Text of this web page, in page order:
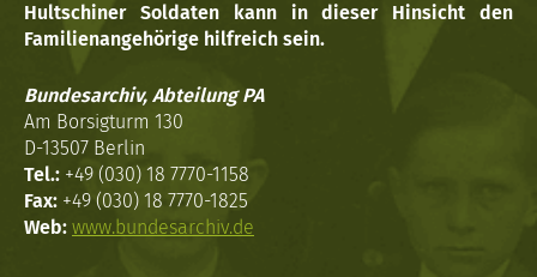
Hultschiner Soldaten kann in dieser Hinsicht den
Familienangehörige hilfreich sein.
Bundesarchiv, Abteilung PA
Am Borsigturm 130
D-13507 Berlin
Tel.: +49 (030) 18 7770-1158
Fax: +49 (030) 18 7770-1825
Web: www.bundesarchiv.de